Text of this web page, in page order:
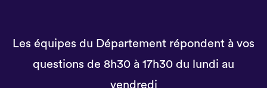
Les équipes du Département répondent à vos
questions de 8h30 à 17h30 du lundi au
vendredi